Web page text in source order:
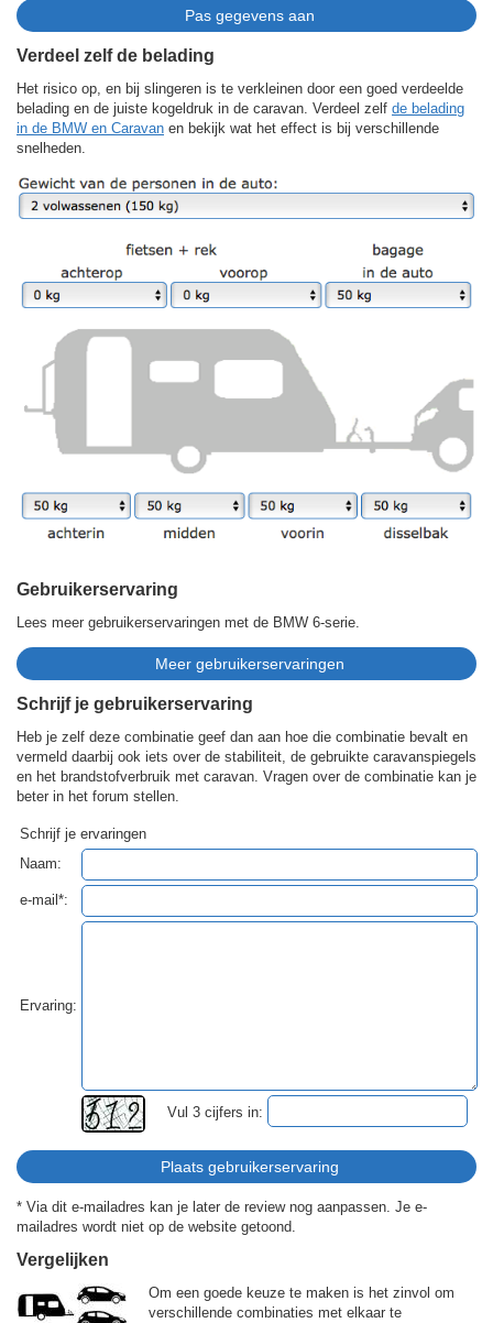
Verdeel zelf de belading
Het risico op, en bij slingeren is te verkleinen door een goed verdeelde
belading en de juiste kogeldruk in de caravan. Verdeel zelf de belading
in de BMW en Caravan en bekijk wat het effect is bij verschillende
snelheden.
Gebruikerservaring
Lees meer gebruikerservaringen met de BMW 6-serie.
Schrijf je gebruikerservaring
Heb je zelf deze combinatie geef dan aan hoe die combinatie bevalt en
vermeld daarbij ook iets over de stabiliteit, de gebruikte caravanspiegels
en het brandstofverbruik met caravan. Vragen over de combinatie kan je
beter in het forum stellen.
Schrijf je ervaringen
Naam:
e-mail*:
Ervaring:
Vul 3 cijfers in:
* Via dit e-mailadres kan je later de review nog aanpassen. Je e-
mailadres wordt niet op de website getoond.
Vergelijken
Om een goede keuze te maken is het zinvol om
verschillende combinaties met elkaar te